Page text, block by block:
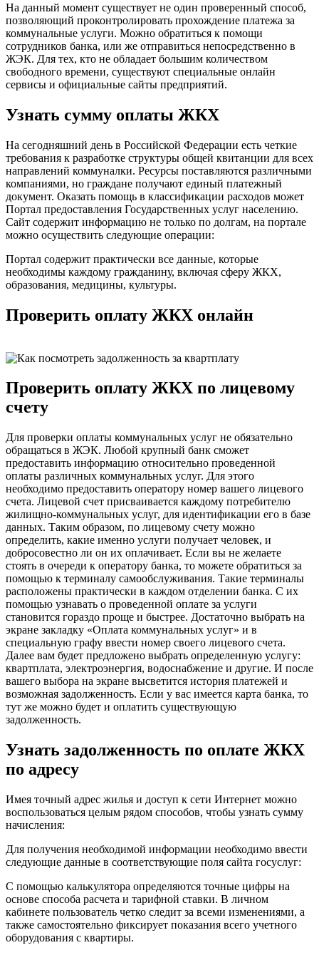
На данный момент существует не один проверенный способ,
позволяющий проконтролировать прохождение платежа за
коммунальные услуги. Можно обратиться к помощи
сотрудников банка, или же отправиться непосредственно в
ЖЭК. Для тех, кто не обладает большим количеством
свободного времени, существуют специальные онлайн
сервисы и официальные сайты предприятий.
Узнать сумму оплаты ЖКХ
На сегодняшний день в Российской Федерации есть четкие
требования к разработке структуры общей квитанции для всех
направлений коммуналки. Ресурсы поставляются различными
компаниями, но граждане получают единый платежный
документ. Оказать помощь в классификации расходов может
Портал предоставления Государственных услуг населению.
Сайт содержит информацию не только по долгам, на портале
можно осуществить следующие операции:
Портал содержит практически все данные, которые
необходимы каждому гражданину, включая сферу ЖКХ,
образования, медицины, культуры.
Проверить оплату ЖКХ онлайн
Проверить оплату ЖКХ по лицевому
счету
Для проверки оплаты коммунальных услуг не обязательно
обращаться в ЖЭК. Любой крупный банк сможет
предоставить информацию относительно проведенной
оплаты различных коммунальных услуг. Для этого
необходимо предоставить оператору номер вашего лицевого
счета. Лицевой счет присваивается каждому потребителю
жилищно-коммунальных услуг, для идентификации его в базе
данных. Таким образом, по лицевому счету можно
определить, какие именно услуги получает человек, и
добросовестно ли он их оплачивает. Если вы не желаете
стоять в очереди к оператору банка, то можете обратиться за
помощью к терминалу самообслуживания. Такие терминалы
расположены практически в каждом отделении банка. С их
помощью узнавать о проведенной оплате за услуги
становится гораздо проще и быстрее. Достаточно выбрать на
экране закладку «Оплата коммунальных услуг» и в
специальную графу ввести номер своего лицевого счета.
Далее вам будет предложено выбрать определенную услугу:
квартплата, электроэнергия, водоснабжение и другие. И после
вашего выбора на экране высветится история платежей и
возможная задолженность. Если у вас имеется карта банка, то
тут же можно будет и оплатить существующую
задолженность.
Узнать задолженность по оплате ЖКХ
по адресу
Имея точный адрес жилья и доступ к сети Интернет можно
воспользоваться целым рядом способов, чтобы узнать сумму
начисления:
Для получения необходимой информации необходимо ввести
следующие данные в соответствующие поля сайта госуслуг:
С помощью калькулятора определяются точные цифры на
основе способа расчета и тарифной ставки. В личном
кабинете пользователь четко следит за всеми изменениями, а
также самостоятельно фиксирует показания всего учетного
оборудования с квартиры.